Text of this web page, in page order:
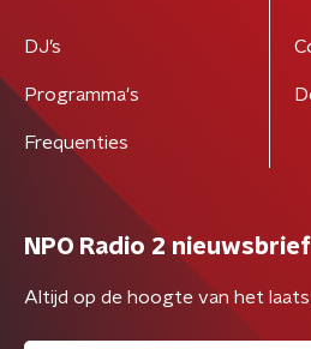
DJ’s
Programma's
Frequenties
NPO Radio 2 nieuwsbrief
Altijd op de hoogte van het